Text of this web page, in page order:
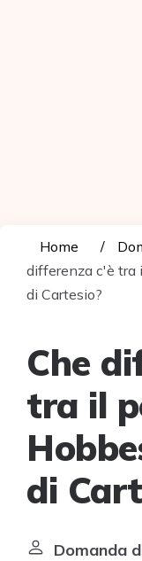
Home
differenza c'è tra
di Cartesio?
Che
tra il
di
Domanda